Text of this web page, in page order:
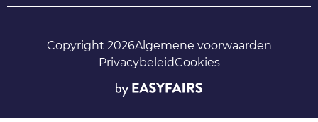
Copyright 2026Algemene voorwaarden
PrivacybeleidCookies